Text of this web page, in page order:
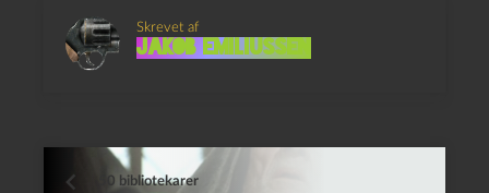
Skrevet af
Jakob Emiliussen
50 bibliotekarer